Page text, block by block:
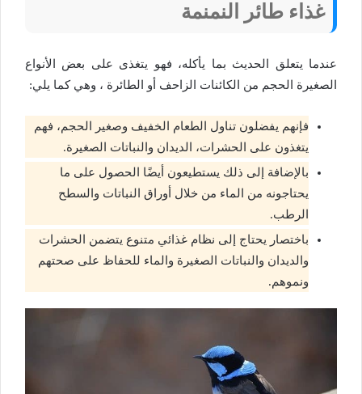
غذاء طائر النمنمة
عندما يتعلق الحديث بما يأكله، فهو يتغذى على بعض الأنواع
الصغيرة الحجم من الكائنات الزاحف أو الطائرة ، وهي كما يلي:
فإنهم يفضلون تناول الطعام الخفيف وصغير الحجم، فهم
يتغذون على الحشرات، الديدان والنباتات الصغيرة.
بالإضافة إلى ذلك يستطيعون أيضًا الحصول على ما
يحتاجونه من الماء من خلال أوراق النباتات والسطح
الرطب.
باختصار يحتاج إلى نظام غذائي متنوع يتضمن الحشرات
والديدان والنباتات الصغيرة والماء للحفاظ على صحتهم
ونموهم.